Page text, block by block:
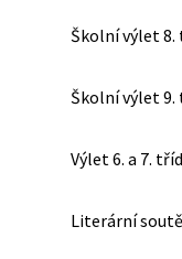
Školní výlet 8.
Školní výlet 9.
Výlet 6. a 7.
Literární